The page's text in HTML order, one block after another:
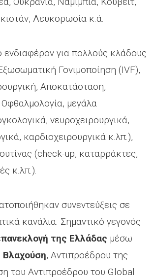
Λευκορωσία κ.ά.
ενδιαφέρον για πολλούς κλάδους
Γονιμοποίηση (IVF),
Αποκατάσταση,
Οφθαλμολογία, μεγάλα
νευροχειρουργικά,
καρδιοχειρουργικά κ.λπ.),
(check-up, καταρράκτες,
κ.λπ.).
συνεντεύξεις σε
κανάλια. Σημαντικό γεγονός
της Ελλάδας μέσω
, Αντιπροέδρου της
του Αντιπροέδρου του Global